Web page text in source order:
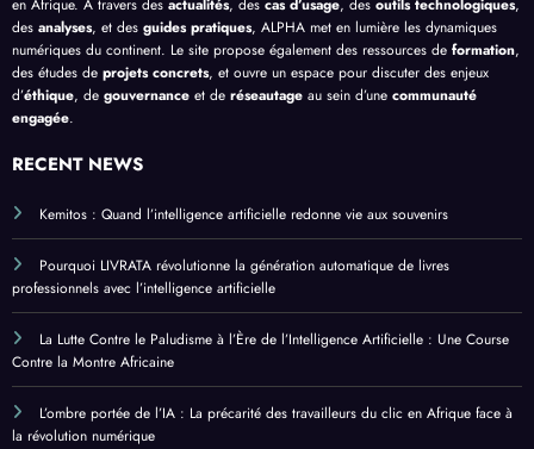
en Afrique. À travers des actualités, des cas d’usage, des outils technologiques,
des analyses, et des guides pratiques, ALPHA met en lumière les dynamiques
numériques du continent. Le site propose également des ressources de formation,
des études de projets concrets, et ouvre un espace pour discuter des enjeux
d’éthique, de gouvernance et de réseautage au sein d’une communauté
engagée.
RECENT NEWS
Kemitos : Quand l’intelligence artificielle redonne vie aux souvenirs
Pourquoi LIVRATA révolutionne la génération automatique de livres
professionnels avec l’intelligence artificielle
La Lutte Contre le Paludisme à l’Ère de l’Intelligence Artificielle : Une Course
Contre la Montre Africaine
L’ombre portée de l’IA : La précarité des travailleurs du clic en Afrique face à
la révolution numérique